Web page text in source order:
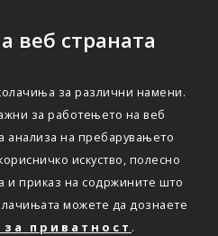
веб страната
за различни намени.
за работењето на веб
анализа на пребарувањето
искуство, полесно
и приказ на содржините што
можете да дознаете
приватност .